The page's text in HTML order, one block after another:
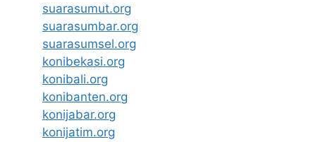
suarasumut.org
suarasumbar.org
suarasumsel.org
konibekasi.org
konibali.org
konibanten.org
konijabar.org
konijatim.org